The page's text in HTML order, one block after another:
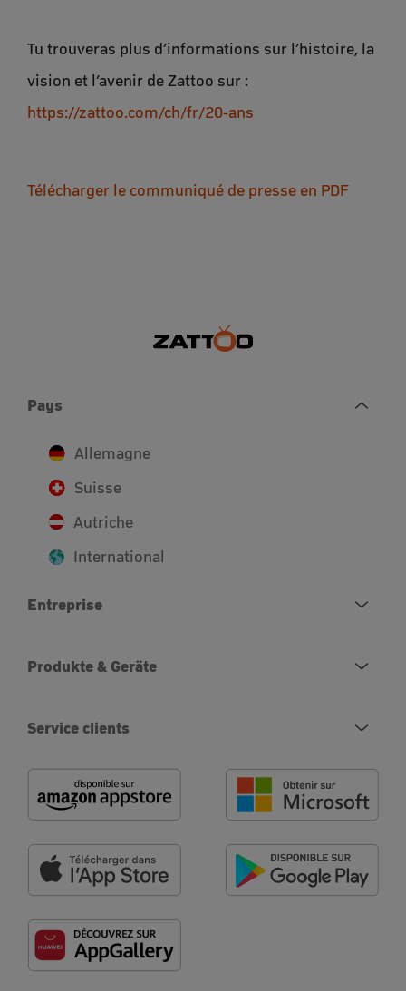
Tu trouveras plus d’informations sur l’histoire, la
vision et l’avenir de Zattoo sur :
https://zattoo.com/ch/fr/20-ans
Télécharger le communiqué de presse en PDF
Pays
Allemagne
Suisse
Autriche
International
Entreprise
Produkte & Geräte
Service clients